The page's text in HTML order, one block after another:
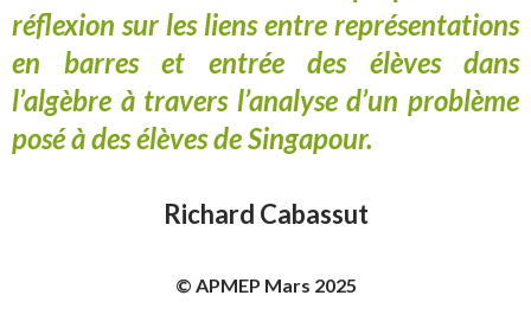
réflexion sur les liens entre représentations
en barres et entrée des élèves dans
l’algèbre à travers l’analyse d’un problème
posé à des élèves de Singapour.
Richard Cabassut
© APMEP Mars 2025